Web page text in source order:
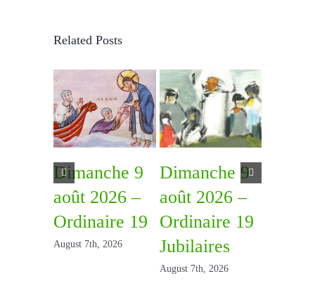
Related Posts
Dimanche 9
août 2026 –
Ordinaire 19
August 7th, 2026
Dimanche 9
août 2026 –
Ordinaire 19
Jubilaires
August 7th, 2026